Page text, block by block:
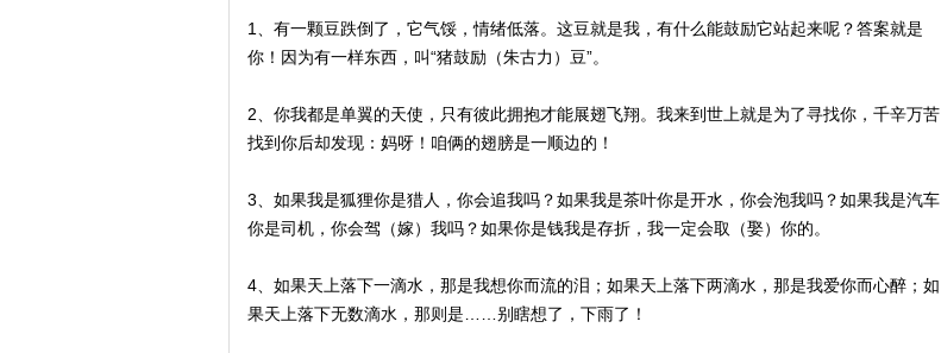
1、有一颗豆跌倒了，它气馁，情绪低落。这豆就是我，有什么能鼓励它站起来呢？答案就是
你！因为有一样东西，叫“猪鼓励（朱古力）豆”。
2、你我都是单翼的天使，只有彼此拥抱才能展翅飞翔。我来到世上就是为了寻找你，千辛万苦
找到你后却发现：妈呀！咱俩的翅膀是一顺边的！
3、如果我是狐狸你是猎人，你会追我吗？如果我是茶叶你是开水，你会泡我吗？如果我是汽车
你是司机，你会驾（嫁）我吗？如果你是钱我是存折，我一定会取（娶）你的。
4、如果天上落下一滴水，那是我想你而流的泪；如果天上落下两滴水，那是我爱你而心醉；如
果天上落下无数滴水，那则是……别瞎想了，下雨了！